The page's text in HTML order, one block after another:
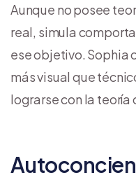
Aunque no posee
real, simula
ese objetivo. Sophia
más visual que
lograrse con la teoría